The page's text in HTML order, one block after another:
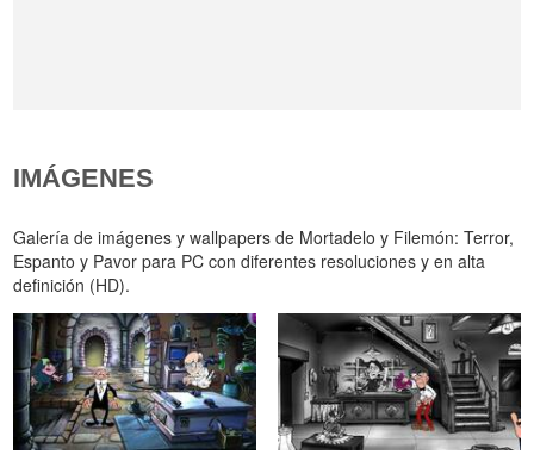
IMÁGENES
Galería de imágenes y wallpapers de Mortadelo y Filemón: Terror,
Espanto y Pavor para PC con diferentes resoluciones y en alta
definición (HD).